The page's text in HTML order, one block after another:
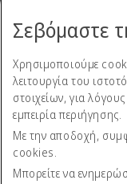
Δήλωση
Επικοινωνήστε
Πολιτική
Σεβόμαστε
Χρησιμοποιούμε
λειτουργία του
στοιχείων, για
εμπειρία περιήγησης.
Με την αποδοχή,
cookies.
Μπορείτε να